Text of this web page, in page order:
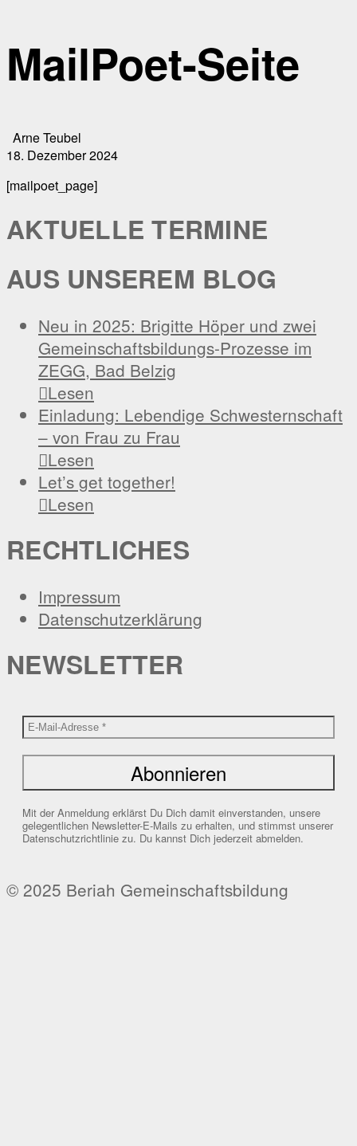
MailPoet-Seite
Arne Teubel
18. Dezember 2024
[mailpoet_page]
AKTUELLE TERMINE
AUS UNSEREM BLOG
Neu in 2025: Brigitte Höper und zwei
Gemeinschaftsbildungs-Prozesse im
ZEGG, Bad Belzig
Lesen
Einladung: Lebendige Schwesternschaft
– von Frau zu Frau
Lesen
Let’s get together!
Lesen
RECHTLICHES
Impressum
Datenschutzerklärung
NEWSLETTER
Mit der Anmeldung erklärst Du Dich damit einverstanden, unsere
gelegentlichen Newsletter-E-Mails zu erhalten, und stimmst unserer
Datenschutzrichtlinie zu. Du kannst Dich jederzeit abmelden.
© 2025 Beriah Gemeinschaftsbildung